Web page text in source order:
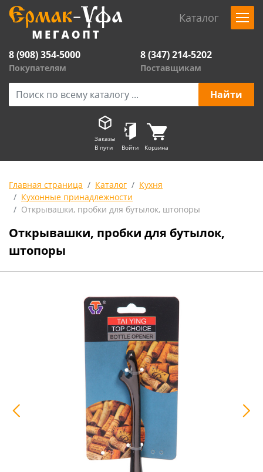
Каталог
8 (908) 354-5000
Покупателям
8 (347) 214-5202
Поставщикам
Заказы
В пути
Войти Корзина
Главная страница Каталог
Кухня
Кухонные принадлежности
Открывашки, пробки для бутылок, штопоры
Открывашки, пробки для бутылок,
штопоры